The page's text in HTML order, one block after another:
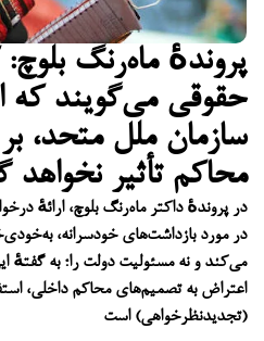
پروندهٔ ماه‌رنگ
حقوقی می‌گویند که
سازمان ملل متحد،
محاکم تأثیر
در پروندهٔ داکتر ماه‌رنگ بلوچ، ارائهٔ
در مورد بازداشت‌های خودسرانه،
می‌کند و نه مسئولیت دولت را؛ به گفتهٔ
اعتراض به تصمیم‌های محاکم داخلی،
(تجدیدنظرخواهی) است